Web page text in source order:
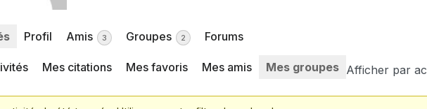
Profil Amis 3 Groupes 2 Forums
Mes citations Mes favoris Mes amis Mes groupes Afficher par